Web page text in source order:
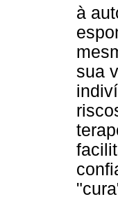
à
sua